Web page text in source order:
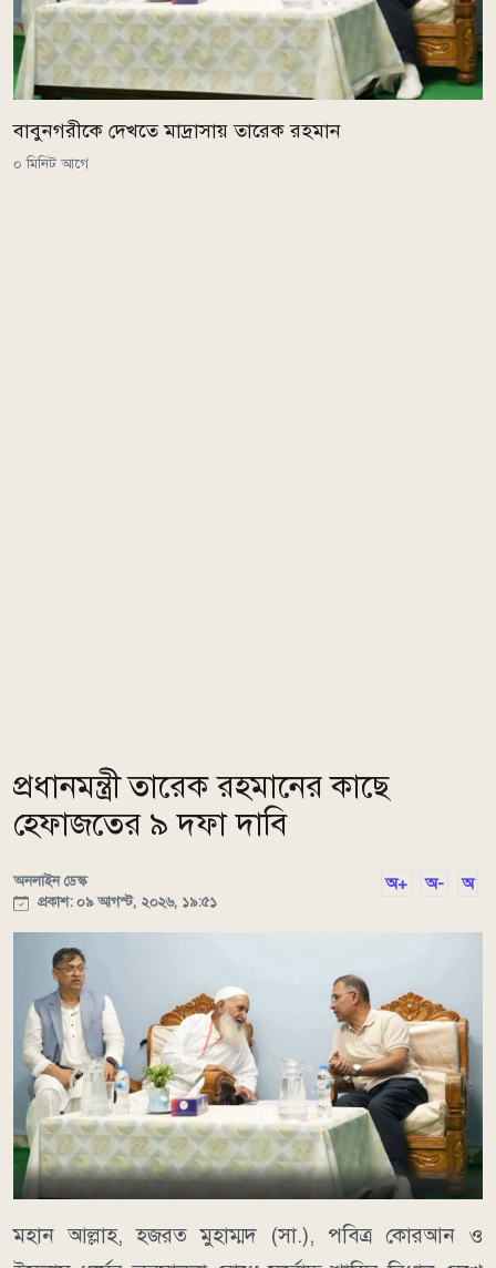
বাবুনগরীকে দেখতে মাদ্রাসায় তারেক রহমান
০ মিনিট আগে
প্রধানমন্ত্রী তারেক রহমানের কাছে
হেফাজতের ৯ দফা দাবি
অনলাইন ডেস্ক
প্রকাশ: ০৯ আগস্ট, ২০২৬, ১৯:৫১
অ+ অ- অ
মহান আল্লাহ, হজরত মুহাম্মদ (সা.), পবিত্র কোরআন ও